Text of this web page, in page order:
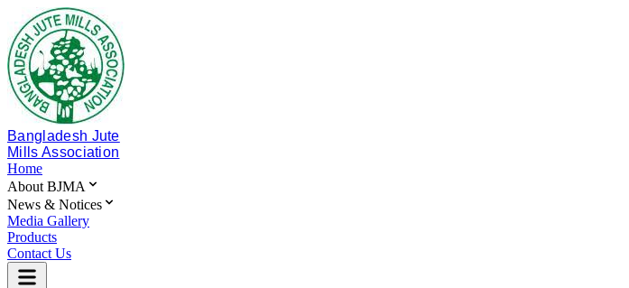
Bangladesh Jute
Mills Association
Home
About BJMA
News & Notices
Media Gallery
Products
Contact Us